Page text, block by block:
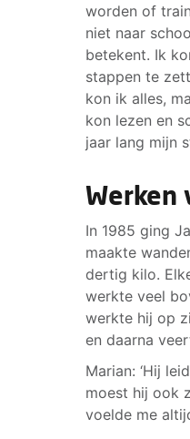
worden of
niet naar
betekent. Ik
stappen te
kon ik alles,
kon lezen en
jaar lang mijn
Werken
In 1985 ging
maakte
dertig kilo.
werkte veel
werkte hij op
en daarna
Marian: ‘Hij
moest hij ook
voelde me